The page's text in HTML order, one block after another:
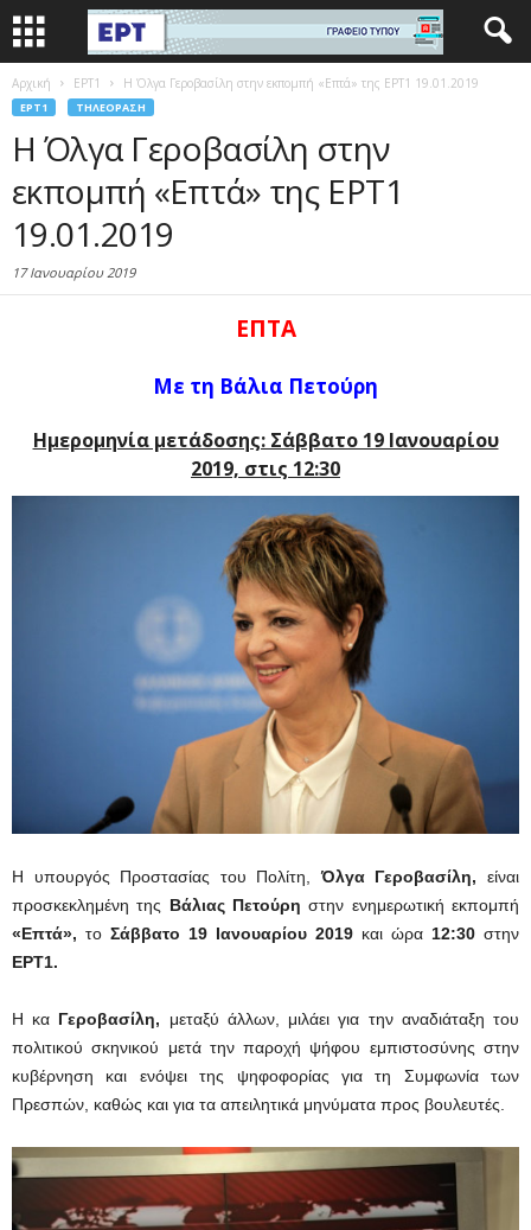
Αρχική EΡΤ1 Η Όλγα Γεροβασίλη στην εκπομπή «Επτά» της ΕΡΤ1 19.01.2019
EΡΤ1 ΤΗΛΕΌΡΑΣΗ
Η Όλγα Γεροβασίλη στην
εκπομπή «Επτά» της ΕΡΤ1
19.01.2019
17 Ιανουαρίου 2019
ΕΠΤΑ
Με τη Βάλια Πετούρη
Ημερομηνία μετάδοσης: Σάββατο 19 Ιανουαρίου
2019, στις 12:30
Η υπουργός Προστασίας του Πολίτη,Όλγα Γεροβασίλη, είναι
προσκεκλημένη της Βάλιας Πετούρη στην ενημερωτική εκπομπή
«Επτά», το Σάββατο 19 Ιανουαρίου 2019 και ώρα 12:30 στην
ΕΡΤ1.
Η κα Γεροβασίλη, μεταξύ άλλων, μιλάει για την αναδιάταξη του
πολιτικού σκηνικού μετά την παροχή ψήφου εμπιστοσύνης στην
κυβέρνηση και ενόψει της ψηφοφορίας για τη Συμφωνία των
Πρεσπών, καθώς και για τα απειλητικά μηνύματα προς βουλευτές.